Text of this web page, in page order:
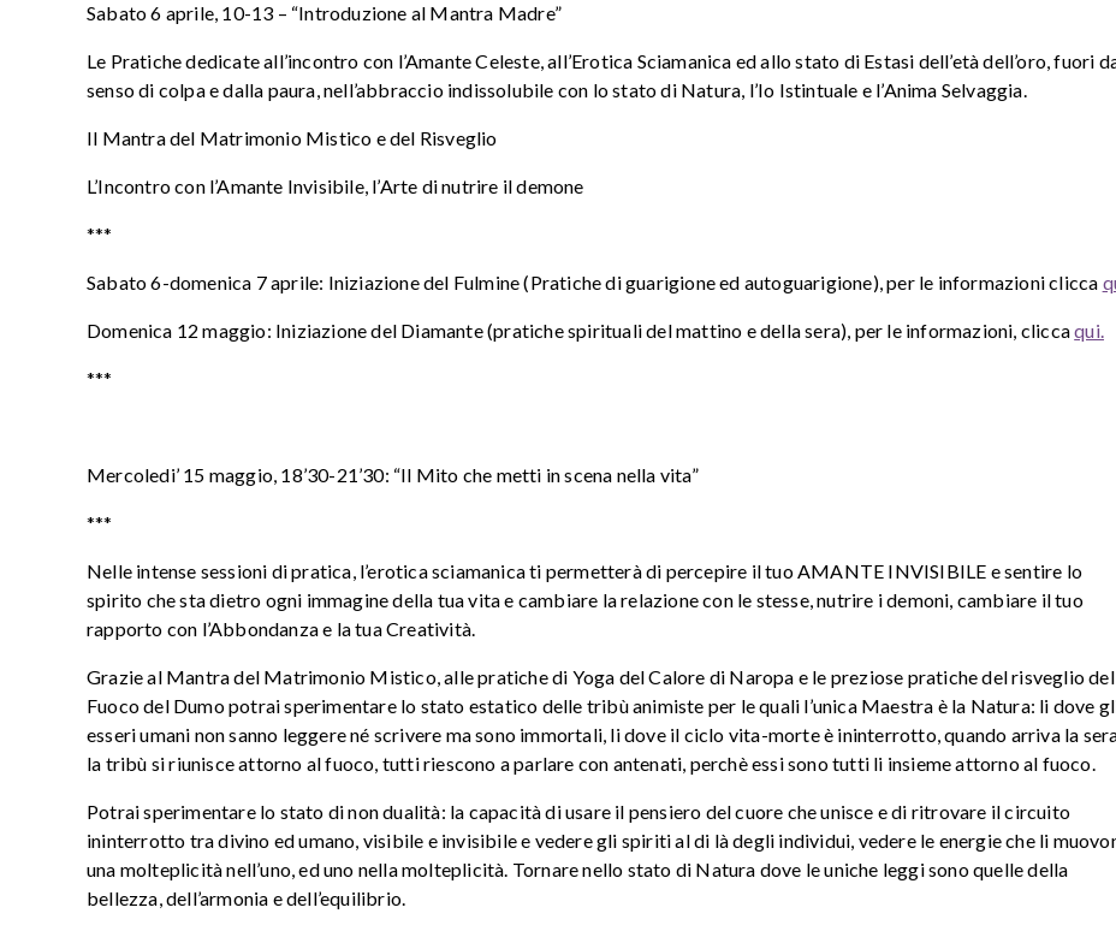
Sabato 6 aprile, 10-13 – “Introduzione al Mantra Madre”
Le Pratiche dedicate all’incontro con l’Amante Celeste, all’Erotica Sciamanica ed allo stato di Estasi dell’età dell’oro, fuori
senso di colpa e dalla paura, nell’abbraccio indissolubile con lo stato di Natura, l’Io Istintuale e l’Anima Selvaggia.
Il Mantra del Matrimonio Mistico e del Risveglio
L’Incontro con l’Amante Invisibile, l’Arte di nutrire il demone
***
Sabato 6-domenica 7 aprile: Iniziazione del Fulmine (Pratiche di guarigione ed autoguarigione), per le informazioni clicca
Domenica 12 maggio: Iniziazione del Diamante (pratiche spirituali del mattino e della sera), per le informazioni, cliccaqui.
***
Mercoledi’ 15 maggio, 18’30-21’30: “Il Mito che metti in scena nella vita”
***
Nelle intense sessioni di pratica, l’erotica sciamanica ti permetterà di percepire il tuo AMANTE INVISIBILE e sentire lo
spirito che sta dietro ogni immagine della tua vita e cambiare la relazione con le stesse, nutrire i demoni, cambiare il tuo
rapporto con l’Abbondanza e la tua Creatività.
Grazie al Mantra del Matrimonio Mistico, alle pratiche di Yoga del Calore di Naropa e le preziose pratiche del risveglio del
Fuoco del Dumo potrai sperimentare lo stato estatico delle tribù animiste per le quali l’unica Maestra è la Natura: li dove
esseri umani non sanno leggere né scrivere ma sono immortali, li dove il ciclo vita-morte è ininterrotto, quando arriva la
la tribù si riunisce attorno al fuoco, tutti riescono a parlare con antenati, perchè essi sono tutti li insieme attorno al fuoco.
Potrai sperimentare lo stato di non dualità: la capacità di usare il pensiero del cuore che unisce e di ritrovare il circuito
ininterrotto tra divino ed umano, visibile e invisibile e vedere gli spiriti al di là degli individui, vedere le energie che li
una molteplicità nell’uno, ed uno nella molteplicità. Tornare nello stato di Natura dove le uniche leggi sono quelle della
bellezza, dell’armonia e dell’equilibrio.